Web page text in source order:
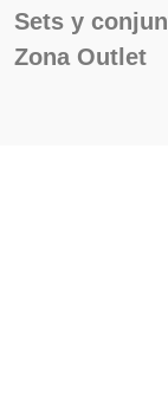
Sets y
Zona Outlet